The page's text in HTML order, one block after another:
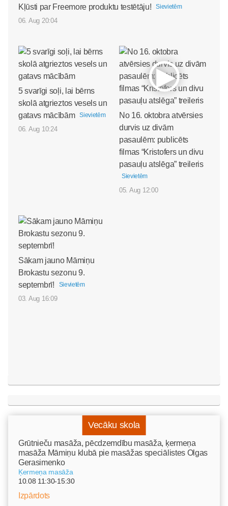
Kļūsti par Freemore produktu testētāju! Sievietēm
06. Aug 20:04
5 svarīgi soļi, lai bērns
skolā atgrieztos vesels un
gatavs mācībām
Sievietēm
06. Aug 10:24
No 16. oktobra atvērsies
durvis uz divām
pasaulēm: publicēts
filmas “Kristofers un divu
pasauļu atslēga” treileris
Sievietēm
05. Aug 12:00
Sākam jauno Māmiņu
Brokastu sezonu 9.
septembrī!
Sievietēm
03. Aug 16:09
Vecāku skola
Grūtnieču masāža, pēcdzemdību masāža, ķermeņa
masāža Māmiņu klubā pie masāžas speciālistes Olgas
Gerasimenko
Ķermeņa masāža
10.08 11:30-15:30
Izpārdots